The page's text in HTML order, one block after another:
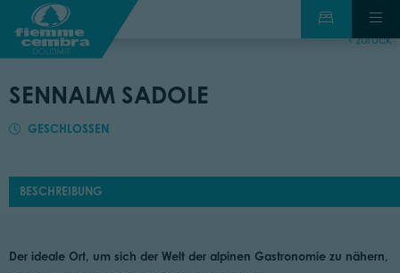
zurück
SENNALM SADOLE
GESCHLOSSEN
BESCHREIBUNG
Der ideale Ort, um sich der Welt der alpinen Gastronomie zu nähern,